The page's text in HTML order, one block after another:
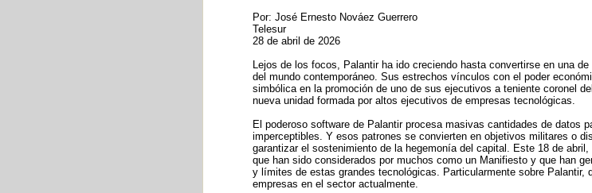
Por: José Ernesto Nováez Guerrero
Telesur
28 de abril de 2026
Lejos de los focos, Palantir ha ido creciendo hasta convertirse en una
del mundo contemporáneo. Sus estrechos vínculos con el poder
simbólica en la promoción de uno de sus ejecutivos a teniente coronel
nueva unidad formada por altos ejecutivos de empresas tecnológicas.
El poderoso software de Palantir procesa masivas cantidades de datos
imperceptibles. Y esos patrones se convierten en objetivos militares o
garantizar el sostenimiento de la hegemonía del capital. Este 18 de
que han sido considerados por muchos como un Manifiesto y que han
y límites de estas grandes tecnológicas. Particularmente sobre Palantir,
empresas en el sector actualmente.